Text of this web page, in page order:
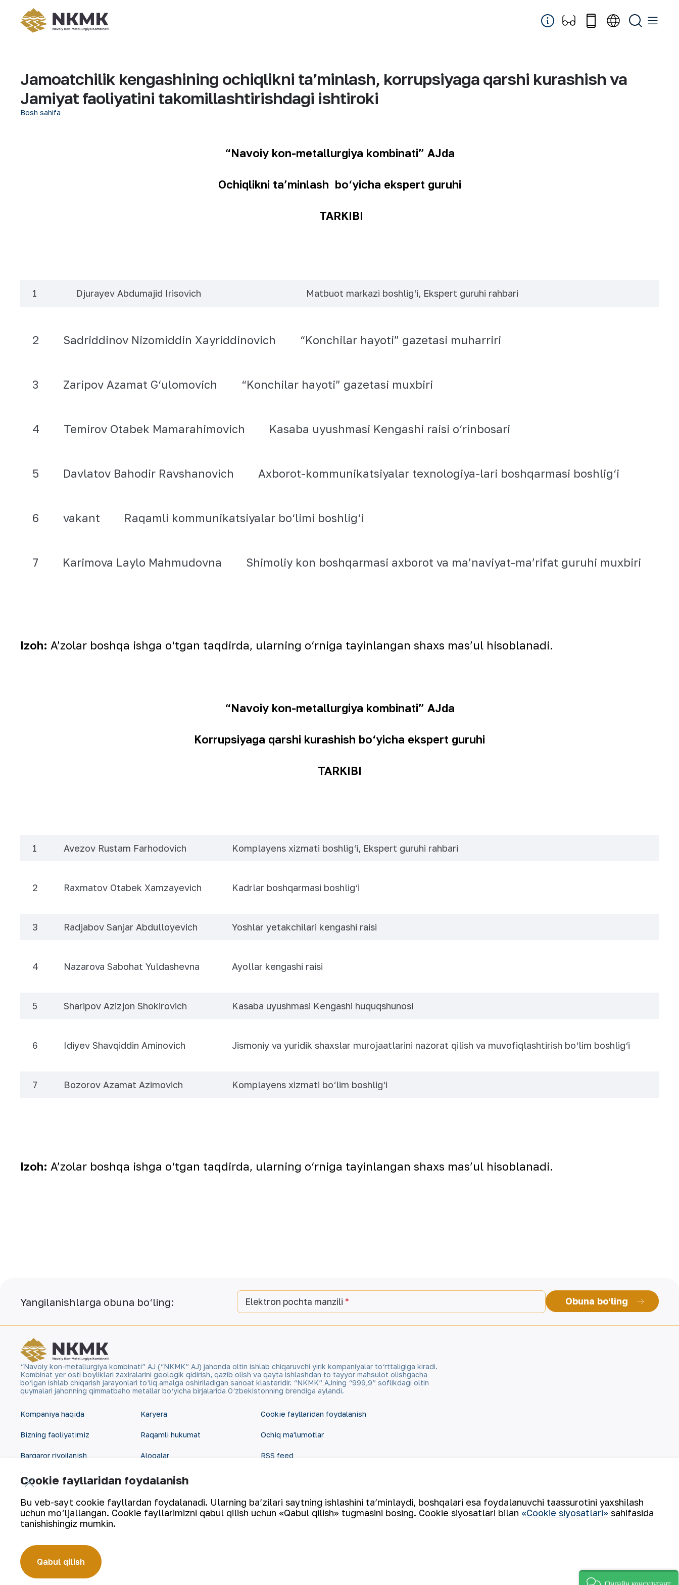
Jamoatchilik kengashining ochiqlikni taʼminlash, korrupsiyaga qarshi kurashish va
Jamiyat faoliyatini takomillashtirishdagi ishtiroki
Bosh sahifa
“Navoiy kon-metallurgiya kombinati” AJda
Ochiqlikni ta’minlash bo‘yicha ekspert guruhi
TARKIBI
1 Djurayev Abdumajid Irisovich Matbuot markazi boshlig‘i, Ekspert guruhi rahbari
2 Sadriddinov Nizomiddin Xayriddinovich “Konchilar hayoti” gazetasi muharriri
3 Zaripov Azamat G‘ulomovich “Konchilar hayoti” gazetasi muxbiri
4 Temirov Otabek Mamarahimovich Kasaba uyushmasi Kengashi raisi o‘rinbosari
5 Davlatov Bahodir Ravshanovich Axborot-kommunikatsiyalar texnologiya-lari boshqarmasi boshlig‘i
6 vakant Raqamli kommunikatsiyalar bo‘limi boshlig‘i
7 Karimova Laylo Mahmudovna Shimoliy kon boshqarmasi axborot va ma’naviyat-ma’rifat guruhi muxbiri
Izoh: A’zolar boshqa ishga o‘tgan taqdirda, ularning o‘rniga tayinlangan shaxs mas’ul hisoblanadi.
“Navoiy kon-metallurgiya kombinati” AJda
Korrupsiyaga qarshi kurashish bo‘yicha ekspert guruhi
TARKIBI
1 Avezov Rustam Farhodovich Komplayens xizmati boshlig‘i, Ekspert guruhi rahbari
2 Raxmatov Otabek Xamzayevich Kadrlar boshqarmasi boshlig‘i
3 Radjabov Sanjar Abdulloyevich Yoshlar yetakchilari kengashi raisi
4 Nazarova Sabohat Yuldashevna Ayollar kengashi raisi
5 Sharipov Azizjon Shokirovich Kasaba uyushmasi Kengashi huquqshunosi
6 Idiyev Shavqiddin Aminovich Jismoniy va yuridik shaxslar murojaatlarini nazorat qilish va muvofiqlashtirish bo‘lim boshlig‘i
7 Bozorov Azamat Azimovich Komplayens xizmati bo‘lim boshlig‘i
Izoh: A’zolar boshqa ishga o‘tgan taqdirda, ularning o‘rniga tayinlangan shaxs mas’ul hisoblanadi.
Yangilanishlarga obuna bo‘ling: Elektron pochta manzili Obuna boʻling
“Navoiy kon-metallurgiya kombinati” AJ (“NKMK” AJ) jahonda oltin ishlab chiqaruvchi yirik kompaniyalar to‘rttaligiga kiradi.
Kombinat yer osti boyliklari zaxiralarini geologik qidirish, qazib olish va qayta ishlashdan to tayyor mahsulot olishgacha
bo‘lgan ishlab chiqarish jarayonlari to‘liq amalga oshiriladigan sanoat klasteridir. “NKMK” AJning “999,9” soflikdagi oltin
quymalari jahonning qimmatbaho metallar bo‘yicha birjalarida O‘zbekistonning brendiga aylandi.
Kompaniya haqida
Bizning faoliyatimiz
Barqaror rivojlanish
Investorlarga
Karyera
Raqamli hukumat
Aloqalar
Sayt xaritasi
Cookie fayllaridan foydalanish
Ochiq ma'lumotlar
RSS feed
Cookie fayllaridan foydalanish
Bu veb-sayt cookie fayllardan foydalanadi. Ularning ba’zilari saytning ishlashini ta’minlaydi, boshqalari esa foydalanuvchi taassurotini yaxshilash
uchun mo‘ljallangan. Cookie fayllarimizni qabul qilish uchun «Qabul qilish» tugmasini bosing. Cookie siyosatlari bilan «Cookie siyosatlari» sahifasida
tanishishingiz mumkin.
Qabul qilish
Онлайн консультант